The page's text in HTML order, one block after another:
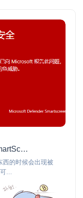
服务器端解决window Defender smartScreen已阻止此不安全的下载
西的时候会出现被
...